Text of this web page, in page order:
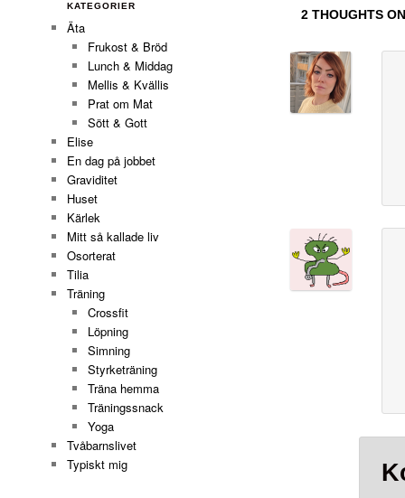
2 THOUGHTS
KATEGORIER
Äta
Frukost & Bröd
Lunch & Middag
Mellis & Kvällis
Prat om Mat
Sött & Gott
Elise
En dag på jobbet
Graviditet
Huset
Kärlek
Mitt så kallade liv
Osorterat
Tilia
Träning
Crossfit
Löpning
Simning
Styrketräning
Träna hemma
Träningssnack
Yoga
Tvåbarnslivet
Typiskt mig